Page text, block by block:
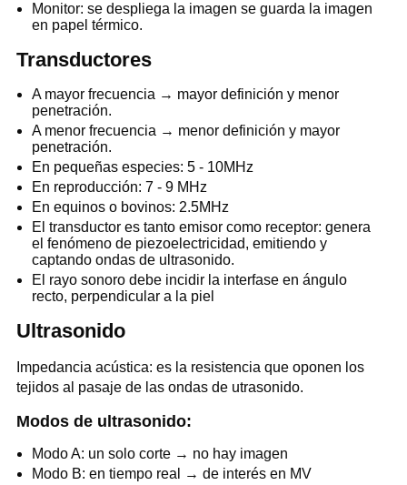
Monitor: se despliega la imagen se guarda la imagen
en papel térmico.
Transductores
A mayor frecuencia → mayor definición y menor
penetración.
A menor frecuencia → menor definición y mayor
penetración.
En pequeñas especies: 5 - 10MHz
En reproducción: 7 - 9 MHz
En equinos o bovinos: 2.5MHz
El transductor es tanto emisor como receptor: genera
el fenómeno de piezoelectricidad, emitiendo y
captando ondas de ultrasonido.
El rayo sonoro debe incidir la interfase en ángulo
recto, perpendicular a la piel
Ultrasonido
Impedancia acústica: es la resistencia que oponen los
tejidos al pasaje de las ondas de utrasonido.
Modos de ultrasonido:
Modo A: un solo corte → no hay imagen
Modo B: en tiempo real → de interés en MV